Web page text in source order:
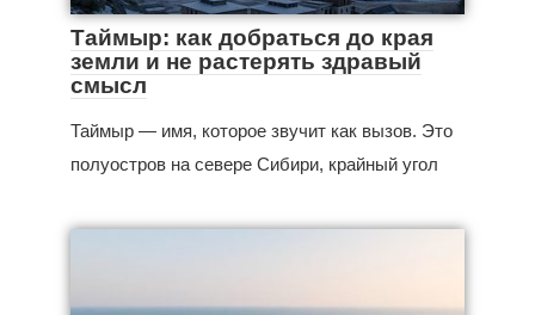
Таймыр: как добраться до края
земли и не растерять здравый
смысл
Таймыр — имя, которое звучит как вызов. Это
полуостров на севере Сибири, крайный угол